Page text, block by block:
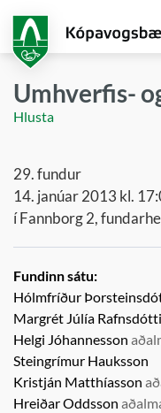
aðalefni
Umhverfis-
Hlusta
29. fundur
14. janúar 2013 kl.
í Fannborg 2,
Fundinn sátu:
Hólmfríður
Margrét Júlía
Helgi Jóhannesson
Steingrímur Hauksson
Kristján Matthíasson
Hreiðar Oddsson